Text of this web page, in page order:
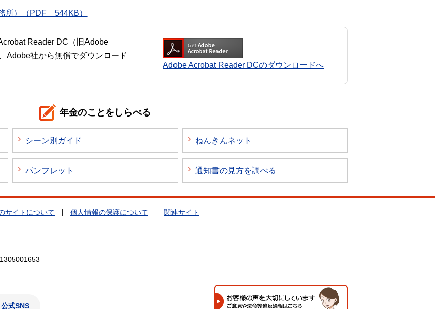
所）（PDF 544KB）
Reader DC（旧Adobe
Adobe社から無償でダウンロード
Adobe Acrobat Reader DCのダウンロードへ
年金のことをしらべる
シーン別ガイド ねんきんネット
パンフレット 通知書の見方を調べる
サイトについて 個人情報の保護について 関連サイト
公式SNS